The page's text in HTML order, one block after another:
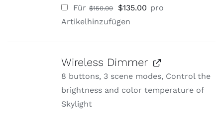
Für $150.00
Ursprünglicher
Preis
war:
$150.00
$135.00 Aktueller
Preis
pro
Artikelhinzufügen
Wireless Dimmer
8 buttons, 3 scene modes, Control the
brightness and color temperature of
Skylight